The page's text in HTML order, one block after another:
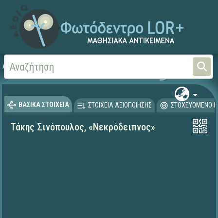
Αρχική Γλώσσα και Λογοτεχνία
ΒΑΣΙΚΑ ΣΤΟΙΧΕΙΑ ΣΤΟΙΧΕΙΑ ΑΞΙΟΠΟΙΗΣΗΣ ΣΤΟΧΕΥΟΜΕΝΟ
Τάκης Σινόπουλος, «Νεκρόδειπνος»